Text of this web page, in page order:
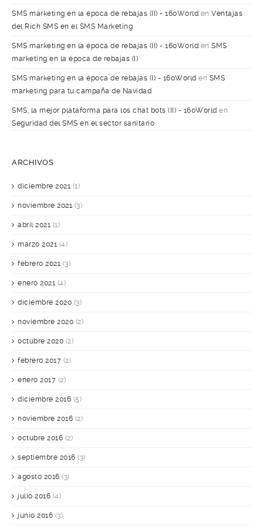
SMS marketing en la época de rebajas (II) - 160World en Ventajas
del Rich SMS en el SMS Marketing
SMS marketing en la época de rebajas (II) - 160World en SMS
marketing en la época de rebajas (I)
SMS marketing en la época de rebajas (I) - 160World en SMS
marketing para tu campaña de Navidad
SMS, la mejor plataforma para los chat bots (II) - 160World en
Seguridad del SMS en el sector sanitario
ARCHIVOS
diciembre 2021 (1)
noviembre 2021 (3)
abril 2021 (1)
marzo 2021 (4)
febrero 2021 (3)
enero 2021 (4)
diciembre 2020 (3)
noviembre 2020 (2)
octubre 2020 (2)
febrero 2017 (2)
enero 2017 (2)
diciembre 2016 (5)
noviembre 2016 (2)
octubre 2016 (2)
septiembre 2016 (3)
agosto 2016 (3)
julio 2016 (4)
junio 2016 (3)